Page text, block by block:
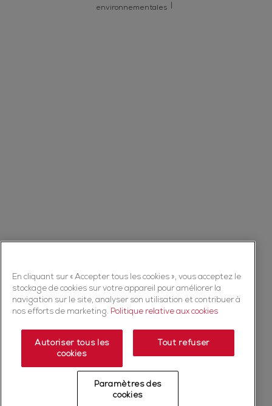
environnementales
En cliquant sur « Accepter tous les cookies », vous acceptez le
stockage de cookies sur votre appareil pour améliorer la
navigation sur le site, analyser son utilisation et contribuer à
nos efforts de marketing. Politique relative aux cookies
Autoriser tous les
cookies
Tout refuser
Paramètres des
cookies